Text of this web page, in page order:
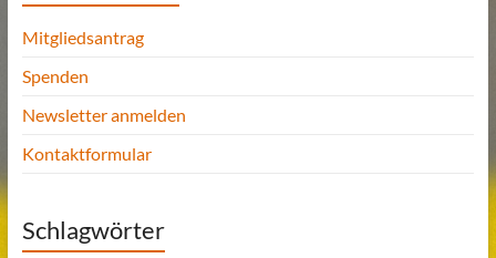
Mitgliedsantrag
Spenden
Newsletter anmelden
Kontaktformular
Schlagwörter